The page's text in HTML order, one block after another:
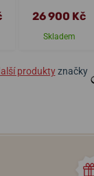
26 900 Kč
Skladem
produktyznačky